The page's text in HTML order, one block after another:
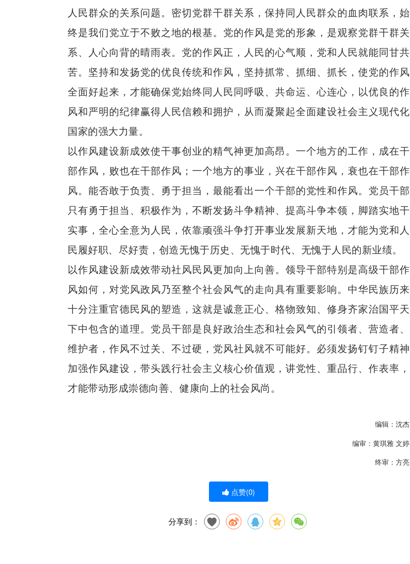
人民群众的关系问题。密切党群干群关系，保持同人民群众的血肉联系，始
终是我们党立于不败之地的根基。党的作风是党的形象，是观察党群干群关
系、人心向背的晴雨表。党的作风正，人民的心气顺，党和人民就能同甘共
苦。坚持和发扬党的优良传统和作风，坚持抓常、抓细、抓长，使党的作风
全面好起来，才能确保党始终同人民同呼吸、共命运、心连心，以优良的作
风和严明的纪律赢得人民信赖和拥护，从而凝聚起全面建设社会主义现代化
国家的强大力量。
以作风建设新成效使干事创业的精气神更加高昂。一个地方的工作，成在干
部作风，败也在干部作风；一个地方的事业，兴在干部作风，衰也在干部作
风。能否敢于负责、勇于担当，最能看出一个干部的党性和作风。党员干部
只有勇于担当、积极作为，不断发扬斗争精神、提高斗争本领，脚踏实地干
实事，全心全意为人民，依靠顽强斗争打开事业发展新天地，才能为党和人
民履好职、尽好责，创造无愧于历史、无愧于时代、无愧于人民的新业绩。
以作风建设新成效带动社风民风更加向上向善。领导干部特别是高级干部作
风如何，对党风政风乃至整个社会风气的走向具有重要影响。中华民族历来
十分注重官德民风的塑造，这就是诚意正心、格物致知、修身齐家治国平天
下中包含的道理。党员干部是良好政治生态和社会风气的引领者、营造者、
维护者，作风不过关、不过硬，党风社风就不可能好。必须发扬钉钉子精神
加强作风建设，带头践行社会主义核心价值观，讲党性、重品行、作表率，
才能带动形成崇德向善、健康向上的社会风尚。
编辑：沈杰
编审：黄琪雅 文婷
终审：方亮
点赞(0)
分享到：